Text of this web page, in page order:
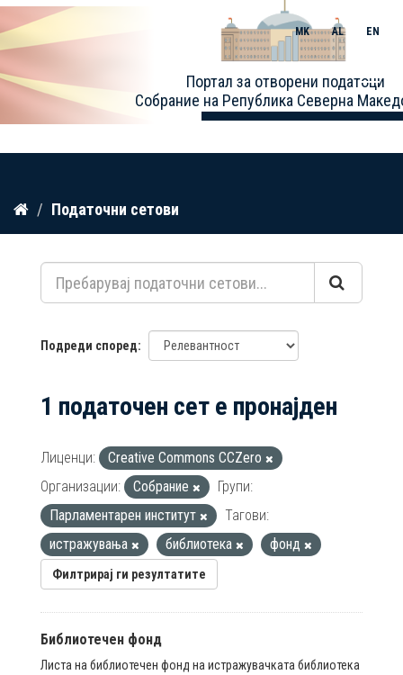
Прескокнете
содржина
Портал за отворени податоци
Собрание на Република Северна
MK AL EN
Toggle
Податочни сетови
Подреди според
1 податочен сет е пронајден
Лиценци:
Creative Commons CCZero
Организации:
Собрание
Групи:
Парламентарен институт
Тагови:
истражувања
библиотека фонд
Филтрирај ги резултатите
Библиотечен фонд
Листа на библиотечен фонд на истражувачката библиотека